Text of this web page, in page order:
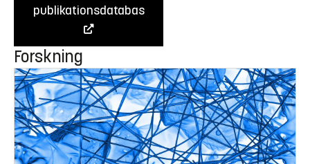
publikationsdatabas
Forskning